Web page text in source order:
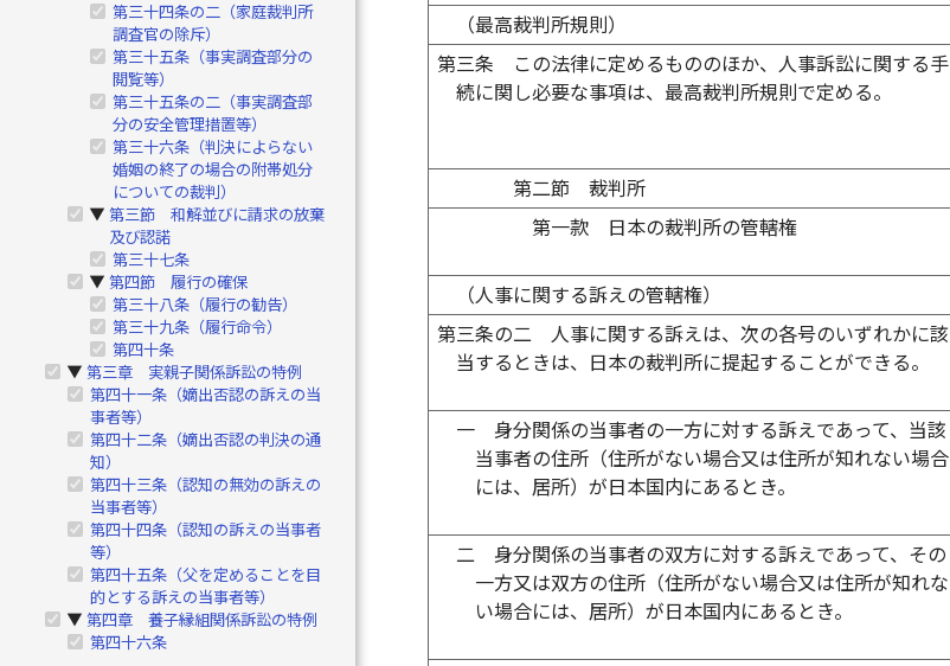
第三十四条の二（家庭裁判所
調査官の除斥）
第三十五条（事実調査部分の
閲覧等）
第三十五条の二（事実調査部
分の安全管理措置等）
第三十六条（判決によらない
婚姻の終了の場合の附帯処分
についての裁判）
▶ 第三節 和解並びに請求の放棄
及び認諾
第三十七条
▶ 第四節 履行の確保
第三十八条（履行の勧告）
第三十九条（履行命令）
第四十条
▶ 第三章 実親子関係訴訟の特例
第四十一条（嫡出否認の訴えの当
事者等）
第四十二条（嫡出否認の判決の通
知）
第四十三条（認知の無効の訴えの
当事者等）
第四十四条（認知の訴えの当事者
等）
第四十五条（父を定めることを目
的とする訴えの当事者等）
▶ 第四章 養子縁組関係訴訟の特例
第四十六条
（最高裁判所規則）
第三条
この法律に定めるもののほか、人事訴訟に関する手
続に関し必要な事項は、最高裁判所規則で定める。
第二節 裁判所
第一款 日本の裁判所の管轄権
（人事に関する訴えの管轄権）
第三条の二
人事に関する訴えは、次の各号のいずれかに該
当するときは、日本の裁判所に提起することができる。
一
身分関係の当事者の一方に対する訴えであって、当該
当事者の住所（住所がない場合又は住所が知れない場合
には、居所）が日本国内にあるとき。
二
身分関係の当事者の双方に対する訴えであって、その
一方又は双方の住所（住所がない場合又は住所が知れな
い場合には、居所）が日本国内にあるとき。